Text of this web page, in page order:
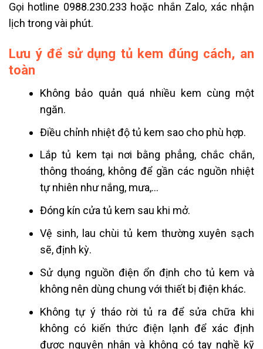
Gọi hotline 0988.230.233 hoặc nhắn Zalo, xác nhận
lịch trong vài phút.
Lưu ý để sử dụng tủ kem đúng cách, an
toàn
Không bảo quản quá nhiều kem cùng một
ngăn.
Điều chỉnh nhiệt độ tủ kem sao cho phù hợp.
Lắp tủ kem tại nơi bằng phẳng, chắc chắn,
thông thoáng, không để gần các nguồn nhiệt
tự nhiên như nắng, mưa,…
Đóng kín cửa tủ kem sau khi mở.
Vệ sinh, lau chùi tủ kem thường xuyên sạch
sẽ, định kỳ.
Sử dụng nguồn điện ổn định cho tủ kem và
không nên dùng chung với thiết bị điện khác.
Không tự ý tháo rời tủ ra để sửa chữa khi
không có kiến thức điện lạnh để xác định
được nguyên nhân và không có tay nghề kỹ